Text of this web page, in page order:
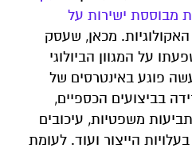
מבוססת ישירות על
מכאן, שעסק
על המגוון הביולוגי
פוגע באינטרסים של
בביצועים הכספיים,
משפטיות, עיכובים
הייצור ועוד. לעומת